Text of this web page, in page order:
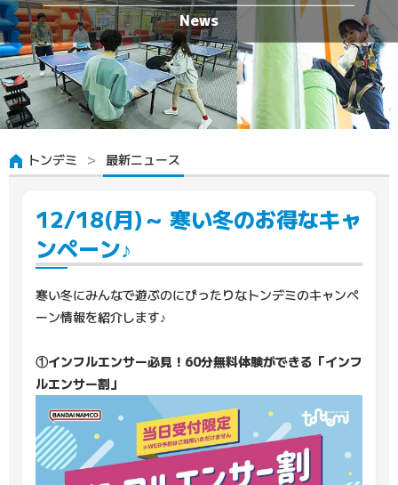
トンデミ 最新ニュース
12/18(月)～ 寒い冬のお得なキャ
ンペーン♪
寒い冬にみんなで遊ぶのにぴったりなトンデミのキャンペ
ーン情報を紹介します♪
①インフルエンサー必見！60分無料体験ができる「インフ
ルエンサー割」